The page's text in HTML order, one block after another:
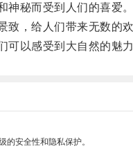
秘而受到人们的喜爱。
，给人们带来无数的欢
以感受到大自然的魅力
的安全性和隐私保护。